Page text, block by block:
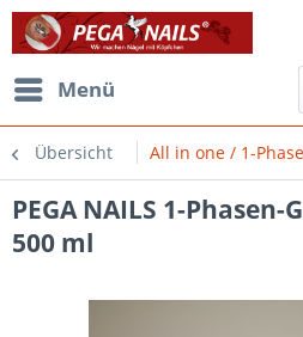
Menü
Übersicht All in one / 1-
PEGA NAILS 1-
500 ml